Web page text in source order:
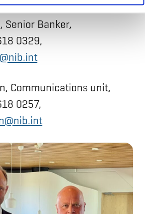
Senior Banker,
0329,
Communications unit,
0257,